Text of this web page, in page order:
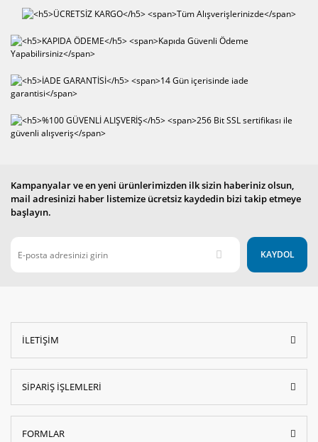
Kampanyalar ve en yeni ürünlerimizden ilk sizin haberiniz olsun,
mail adresinizi haber listemize ücretsiz kaydedin bizi takip etmeye
başlayın.
KAYDOL
İLETİŞİM
SİPARİŞ İŞLEMLERİ
FORMLAR